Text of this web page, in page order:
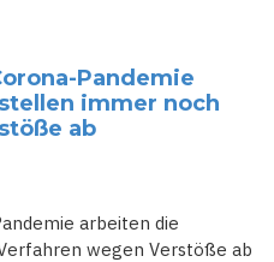
Pandemie
immer noch
ab
arbeiten die
wegen Verstöße ab